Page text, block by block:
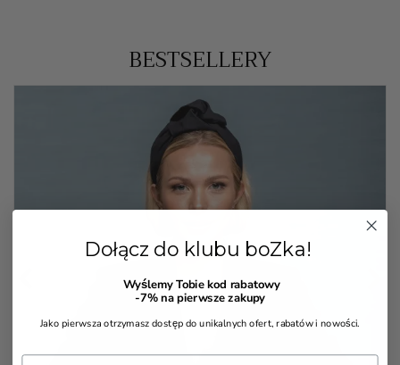
BESTSELLERY
Dołącz do klubu boZka!
Wyślemy Tobie kod rabatowy
-7%na pierwsze zakupy
Jako pierwsza otrzymasz dostęp do unikalnych ofert, rabatów i nowości.